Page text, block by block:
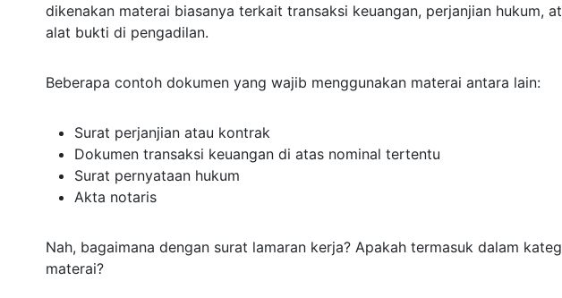
dikenakan materai biasanya terkait transaksi keuangan, perjanjian hukum,
alat bukti di pengadilan.
Beberapa contoh dokumen yang wajib menggunakan materai antara lain:
Surat perjanjian atau kontrak
Dokumen transaksi keuangan di atas nominal tertentu
Surat pernyataan hukum
Akta notaris
Nah, bagaimana dengan surat lamaran kerja? Apakah termasuk dalam
materai?